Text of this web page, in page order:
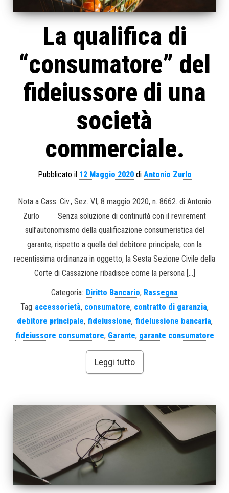
La qualifica di
“consumatore” del
fideiussore di una
società
commerciale.
Pubblicato il 12 Maggio 2020di Antonio Zurlo
Nota a Cass. Civ., Sez. VI, 8 maggio 2020, n. 8662. di Antonio
Zurlo Senza soluzione di continuità con il revirement
sull’autonomismo della qualificazione consumeristica del
garante, rispetto a quella del debitore principale, con la
recentissima ordinanza in oggetto, la Sesta Sezione Civile della
Corte di Cassazione ribadisce come la persona […]
Categoria: Diritto Bancario, Rassegna
Tag accessorietà, consumatore, contratto di garanzia,
debitore principale, fideiussione, fideiussione bancaria,
fideiussore consumatore, Garante, garante consumatore
Leggi tutto